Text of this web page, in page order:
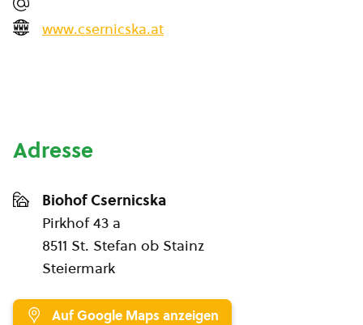
www.csernicska.at
Adresse
Biohof Csernicska
Pirkhof 43 a
8511 St. Stefan ob Stainz
Steiermark
Auf Google Maps anzeigen